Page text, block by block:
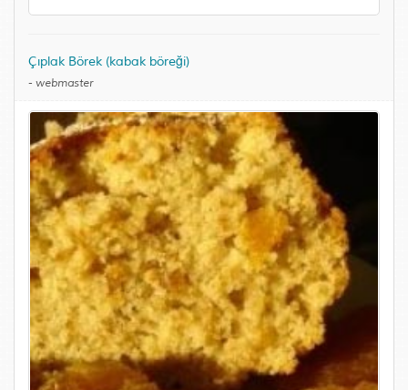
Çıplak Börek (kabak böreği)
- webmaster